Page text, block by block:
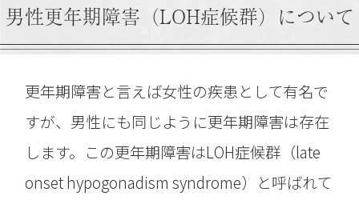
男性更年期障害（LOH症候群）について
更年期障害と言えば女性の疾患として有名で
すが、男性にも同じように更年期障害は存在
します。この更年期障害はLOH症候群（late
onset hypogonadism syndrome）と呼ばれて